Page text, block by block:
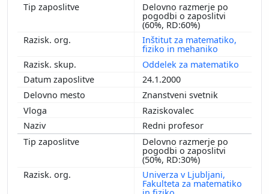
Delovno razmerje po
pogodbi o zaposlitvi
(60%, RD:60%)
Inštitut za matematiko,
fiziko in mehaniko
Oddelek za matematiko
24.1.2000
Znanstveni svetnik
Raziskovalec
Redni profesor
Delovno razmerje po
pogodbi o zaposlitvi
(50%, RD:30%)
Univerza v Ljubljani,
Fakulteta za matematiko